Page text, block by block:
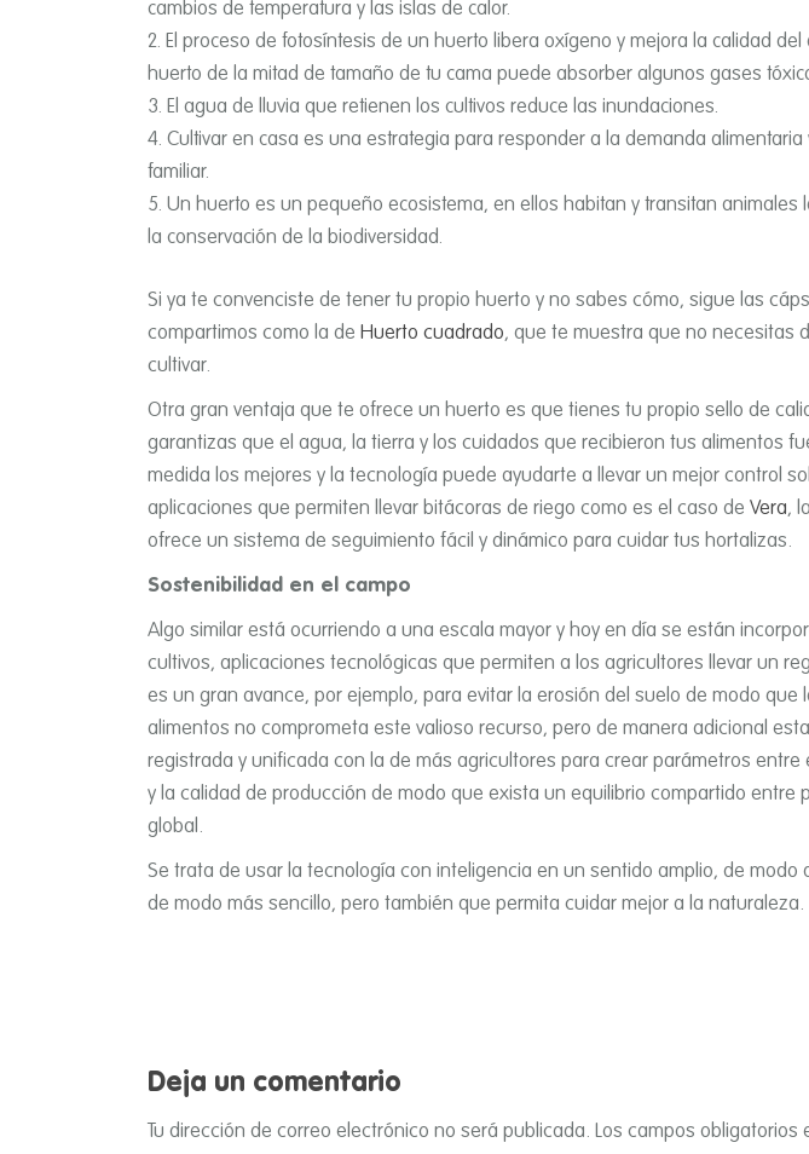
cambios de temperatura y las islas de calor.
El proceso de fotosí­ntesis de un huerto libera oxí­geno y mejora la calidad del
huerto de la mitad de tamaño de tu cama puede absorber algunos gases
El agua de lluvia que retienen los cultivos reduce las inundaciones.
Cultivar en casa es una estrategia para responder a la demanda alimentaria
familiar.
Un huerto es un pequeño ecosistema, en ellos habitan y transitan animales
la conservación de la biodiversidad.
Si ya te convenciste de tener tu propio huerto y no sabes cómo, sigue las
compartimos como la de Huerto cuadrado, que te muestra que no necesitas
cultivar.
Otra gran ventaja que te ofrece un huerto es que tienes tu propio sello de
garantizas que el agua, la tierra y los cuidados que recibieron tus alimentos
medida los mejores y la tecnologí­a puede ayudarte a llevar un mejor control
aplicaciones que permiten llevar bitácoras de riego como es el caso de Vera,
ofrece un sistema de seguimiento fácil y dinámico para cuidar tus hortalizas.
Sostenibilidad en el campo
Algo similar está ocurriendo a una escala mayor y hoy en dí­a se están
cultivos, aplicaciones tecnológicas que permiten a los agricultores llevar un
es un gran avance, por ejemplo, para evitar la erosión del suelo de modo que
alimentos no comprometa este valioso recurso, pero de manera adicional
registrada y unificada con la de más agricultores para crear parámetros entre
y la calidad de producción de modo que exista un equilibrio compartido entre
global.
Se trata de usar la tecnologí­a con inteligencia en un sentido amplio, de modo
de modo más sencillo, pero también que permita cuidar mejor a la naturaleza.
Deja un comentario
Tu dirección de correo electrónico no será publicada. Los campos obligatorios